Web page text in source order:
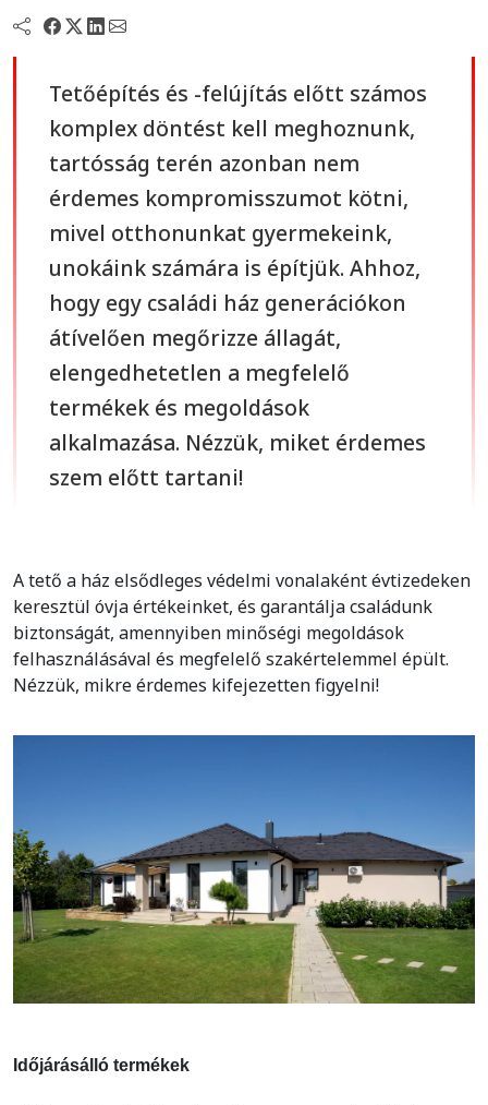
Tetőépítés és -felújítás előtt számos
komplex döntést kell meghoznunk,
tartósság terén azonban nem
érdemes kompromisszumot kötni,
mivel otthonunkat gyermekeink,
unokáink számára is építjük. Ahhoz,
hogy egy családi ház generációkon
átívelően megőrizze állagát,
elengedhetetlen a megfelelő
termékek és megoldások
alkalmazása. Nézzük, miket érdemes
szem előtt tartani!
A tető a ház elsődleges védelmi vonalaként évtizedeken
keresztül óvja értékeinket, és garantálja családunk
biztonságát, amennyiben minőségi megoldások
felhasználásával és megfelelő szakértelemmel épült.
Nézzük, mikre érdemes kifejezetten figyelni!
Időjárásálló termékek